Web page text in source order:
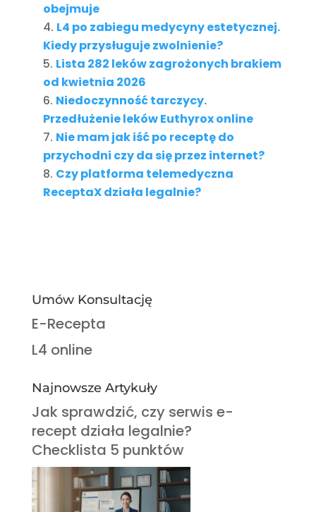
obejmuje
L4 po zabiegu medycyny estetycznej.
Kiedy przysługuje zwolnienie?
Lista 282 leków zagrożonych brakiem
od kwietnia 2026
Niedoczynność tarczycy.
Przedłużenie leków Euthyrox online
Nie mam jak iść po receptę do
przychodni czy da się przez internet?
Czy platforma telemedyczna
ReceptaX działa legalnie?
Umów Konsultację
E-Recepta
L4 online
Najnowsze Artykuły
Jak sprawdzić, czy serwis e-
recept działa legalnie?
Checklista 5 punktów